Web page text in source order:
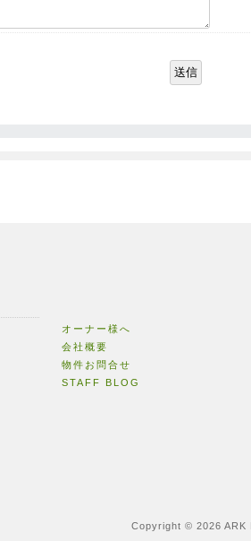
送信
オーナー様へ
会社概要
物件お問合せ
STAFF BLOG
Copyright © 2026